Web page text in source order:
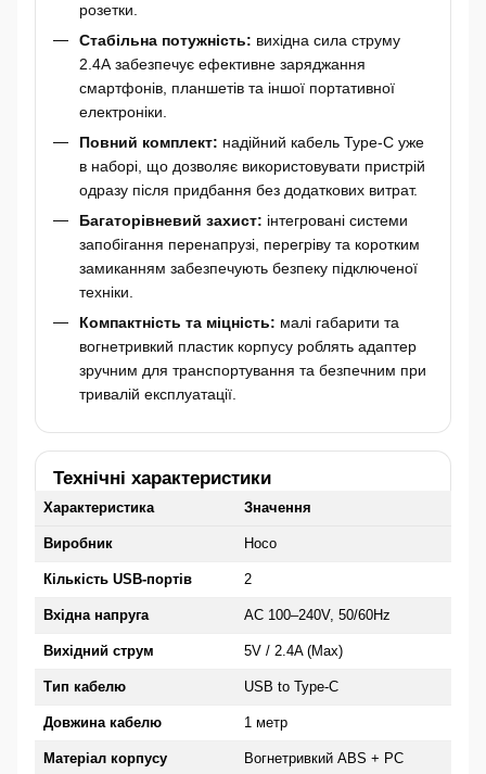
розетки.
Стабільна потужність: вихідна сила струму
2.4А забезпечує ефективне заряджання
смартфонів, планшетів та іншої портативної
електроніки.
Повний комплект: надійний кабель Type-C уже
в наборі, що дозволяє використовувати пристрій
одразу після придбання без додаткових витрат.
Багаторівневий захист: інтегровані системи
запобігання перенапрузі, перегріву та коротким
замиканням забезпечують безпеку підключеної
техніки.
Компактність та міцність: малі габарити та
вогнетривкий пластик корпусу роблять адаптер
зручним для транспортування та безпечним при
тривалій експлуатації.
Технічні характеристики
Характеристика Значення
Виробник Hoco
Кількість USB-портів 2
Вхідна напруга AC 100–240V, 50/60Hz
Вихідний струм 5V / 2.4A (Max)
Тип кабелю USB to Type-C
Довжина кабелю 1 метр
Матеріал корпусу Вогнетривкий ABS + PC